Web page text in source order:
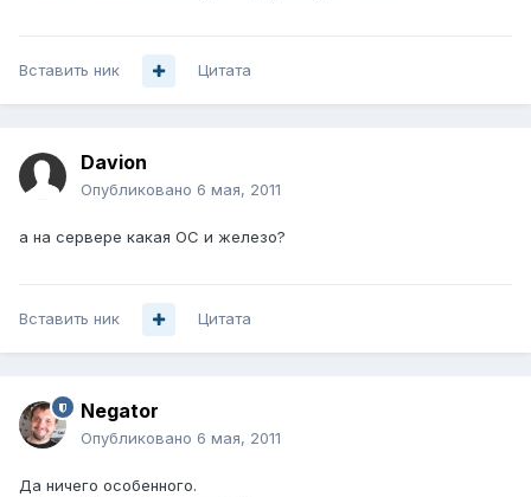
Вставить ник Цитата
Davion
Опубликовано 6 мая, 2011
а на сервере какая ОС и железо?
Вставить ник Цитата
Negator
Опубликовано 6 мая, 2011
Да ничего особенного.